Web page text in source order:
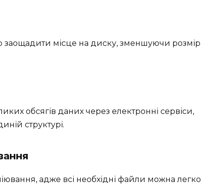
заощадити місце на диску, зменшуючи розмір
обсягів даних через електронні сервіси,
структурі.
адже всі необхідні файли можна легко